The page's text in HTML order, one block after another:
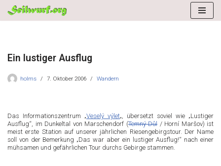
Ein lustiger Ausflug
holms 7. Oktober 2006 Wandern
Das Informationszentrum „Veselý výlet„, übersetzt soviel wie „Lustiger
Ausflug“, im Dunkeltal von Marschendorf (Temný Důl / Horní Maršov) ist
meist erste Station auf unserer jährlichen Riesengebirgstour. Der Name
soll von der Bemerkung „Das war aber ein lustiger Ausflug!“ nach einer
mühsamen und gefährlichen Tour durchs Gebirge stammen.